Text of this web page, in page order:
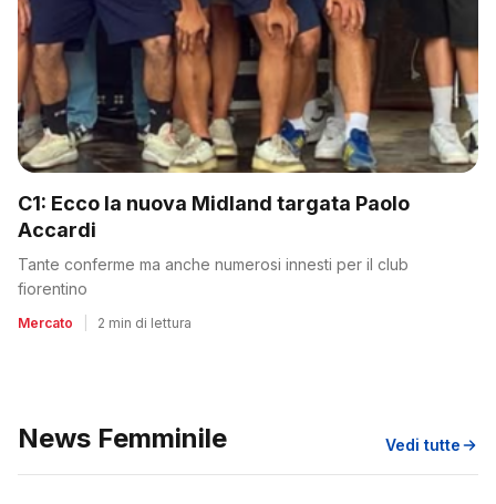
C1: Ecco la nuova Midland targata Paolo
Accardi
Tante conferme ma anche numerosi innesti per il club
fiorentino
Mercato 2 min di lettura
News Femminile Vedi tutte